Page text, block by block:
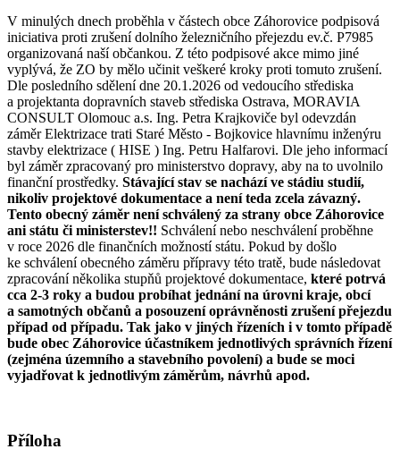
V minulých dnech proběhla v částech obce Záhorovice podpisová
iniciativa proti zrušení dolního železničního přejezdu ev.č. P7985
organizovaná naší občankou. Z této podpisové akce mimo jiné
vyplývá, že ZO by mělo učinit veškeré kroky proti tomuto zrušení.
Dle posledního sdělení dne 20.1.2026 od vedoucího střediska
a projektanta dopravních staveb střediska Ostrava, MORAVIA
CONSULT Olomouc a.s. Ing. Petra Krajkoviče byl odevzdán
záměr Elektrizace trati Staré Město - Bojkovice hlavnímu inženýru
stavby elektrizace ( HISE ) Ing. Petru Halfarovi. Dle jeho informací
byl záměr zpracovaný pro ministerstvo dopravy, aby na to uvolnilo
finanční prostředky. Stávající stav se nachází ve stádiu studií,
nikoliv projektové dokumentace a není teda zcela závazný.
Tento obecný záměr není schválený za strany obce Záhorovice
ani státu či ministerstev!! Schválení nebo neschválení proběhne
v roce 2026 dle finančních možností státu. Pokud by došlo
ke schválení obecného záměru přípravy této tratě, bude následovat
zpracování několika stupňů projektové dokumentace, které potrvá
cca 2-3 roky a budou probíhat jednání na úrovni kraje, obcí
a samotných občanů a posouzení oprávněnosti zrušení přejezdu
případ od případu. Tak jako v jiných řízeních i v tomto případě
bude obec Záhorovice účastníkem jednotlivých správních řízení
(zejména územního a stavebního povolení) a bude se moci
vyjadřovat k jednotlivým záměrům, návrhů apod.
Příloha